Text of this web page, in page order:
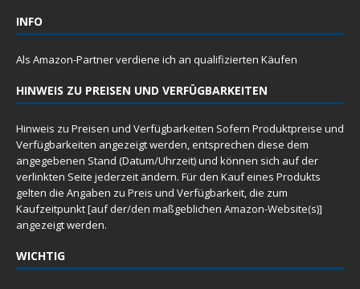
INFO
Als Amazon-Partner verdiene ich an qualifizierten Käufen
HINWEIS ZU PREISEN UND VERFÜGBARKEITEN
Hinweis zu Preisen und Verfügbarkeiten Sofern Produktpreise und
Verfügbarkeiten angezeigt werden, entsprechen diese dem
angegebenen Stand (Datum/Uhrzeit) und können sich auf der
verlinkten Seite jederzeit ändern. Für den Kauf eines Produkts
gelten die Angaben zu Preis und Verfügbarkeit, die zum
Kaufzeitpunkt [auf der/den maßgeblichen Amazon-Website(s)]
angezeigt werden.
WICHTIG